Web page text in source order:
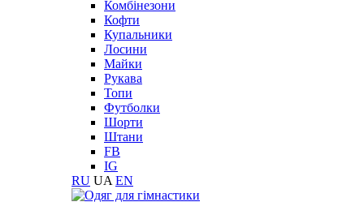
Комбінезони
Кофти
Купальники
Лосини
Майки
Рукава
Топи
Футболки
Шорти
Штани
FB
IG
RU UA EN